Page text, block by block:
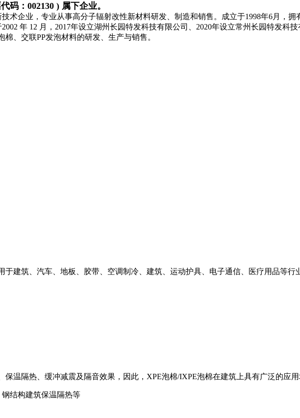
码：002130 ) 属下企业。
企业，专业从事高分子辐射改性新材料研发、制造和销售。成立于1998年6月，拥
年 12 月，2017年设立湖州长园特发科技有限公司、2020年设立常州长园特发科
、交联PP发泡材料的研发、生产与销售。
建筑、汽车、地板、胶带、 空调制冷、建筑、运动护具、 电子通信、医疗用品等行
保温隔热、缓冲减震及隔音效果，因此，XPE泡棉/IXPE泡棉在建筑上具有广泛的应
结构建筑保温隔热等